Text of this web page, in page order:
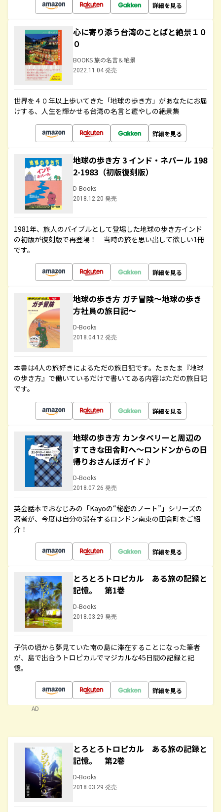
詳細を見る
心に寄り添う台湾のことばと絶景１０
０
BOOKS 旅の名言＆絶景
2022.11.04 発売
世界を４０年以上歩いてきた「地球の歩き方」があなたにお届
けする、人生を輝かせる台湾の名言と癒やしの絶景集
詳細を見る
地球の歩き方 3 インド・ネパール 198
2-1983（初版復刻版）
D-Books
2018.12.20 発売
1981年、旅人のバイブルとして登場した地球の歩き方インド
の初版が復刻版で再登場！ 当時の旅を思い出して欲しい1冊
です。
詳細を見る
地球の歩き方 ガチ冒険～地球の歩き
方社員の旅日記～
D-Books
2018.04.12 発売
本書は4人の旅好きによるただの旅日記です。たまたま『地球
の歩き方』で働いているだけで書いてある内容はただの旅日記
です。
詳細を見る
地球の歩き方 カンタベリーと周辺の
すてきな田舎町へ～ロンドンからの日
帰りおさんぽガイド♪
D-Books
2018.07.26 発売
英会話本でおなじみの「Kayoの“秘密のノート”」シリーズの
著者が、今度は自分の滞在するロンドン南東の田舎町をご紹
介！
詳細を見る
とろとろトロピカル ある旅の記録と
記憶。 第1巻
D-Books
2018.03.29 発売
子供の頃から夢見ていた南の島に滞在することになった筆者
が、島で出合うトロピカルでマジカルな45日間の記録と記
憶。
詳細を見る
AD
とろとろトロピカル ある旅の記録と
記憶。 第2巻
D-Books
2018.03.29 発売